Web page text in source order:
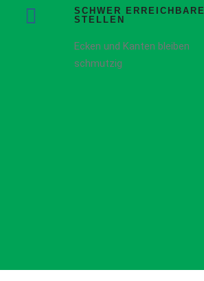
SCHWER ERREICHBARE
STELLEN
Ecken und Kanten bleiben
schmutzig